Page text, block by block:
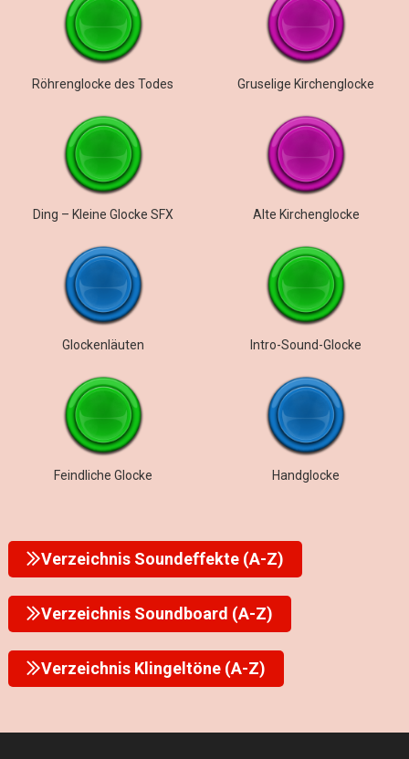
Röhrenglocke des Todes Gruselige Kirchenglocke
Ding – Kleine Glocke SFX Alte Kirchenglocke
Glockenläuten Intro-Sound-Glocke
Feindliche Glocke Handglocke
Verzeichnis Soundeffekte (A-Z)
Verzeichnis Soundboard (A-Z)
Verzeichnis Klingeltöne (A-Z)